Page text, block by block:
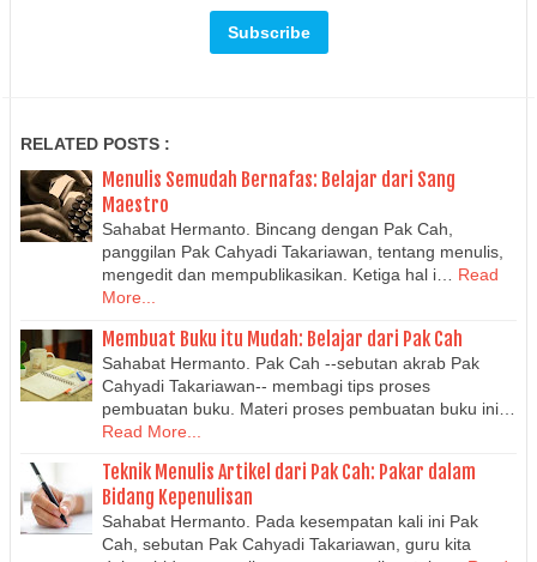
RELATED POSTS :
Menulis Semudah Bernafas: Belajar dari Sang
Maestro
Sahabat Hermanto. Bincang dengan Pak Cah,
panggilan Pak Cahyadi Takariawan, tentang menulis,
mengedit dan mempublikasikan. Ketiga hal i… Read
More...
Membuat Buku itu Mudah: Belajar dari Pak Cah
Sahabat Hermanto. Pak Cah --sebutan akrab Pak
Cahyadi Takariawan-- membagi tips proses
pembuatan buku. Materi proses pembuatan buku ini…
Read More...
Teknik Menulis Artikel dari Pak Cah: Pakar dalam
Bidang Kepenulisan
Sahabat Hermanto. Pada kesempatan kali ini Pak
Cah, sebutan Pak Cahyadi Takariawan, guru kita